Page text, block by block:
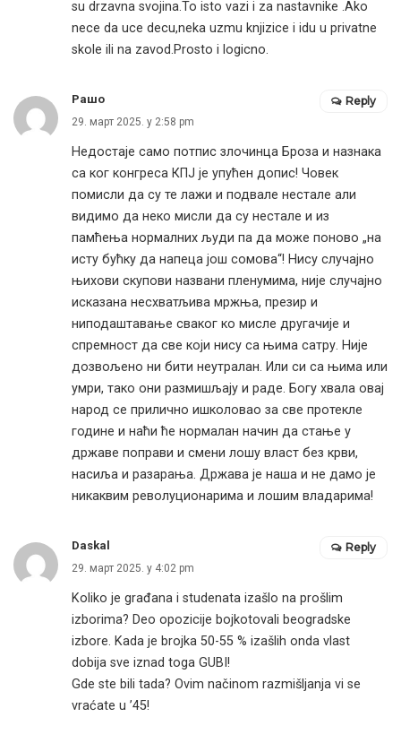
su drzavna svojina.To isto vazi i za nastavnike .Ako
nece da uce decu,neka uzmu knjizice i idu u privatne
skole ili na zavod.Prosto i logicno.
Рашо
29. март 2025. у 2:58 pm
Недостаје само потпис злочинца Броза и назнака
са ког конгреса КПЈ је упућен допис! Човек
помисли да су те лажи и подвале нестале али
видимо да неко мисли да су нестале и из
памћења нормалних људи па да може поново „на
исту бућку да напеца још сомова“! Нису случајно
њихови скупови названи пленумима, није случајно
исказана несхватљива мржња, презир и
ниподаштавање сваког ко мисле другачије и
спремност да све који нису са њима сатру. Није
дозвољено ни бити неутралан. Или си са њима или
умри, тако они размишљају и раде. Богу хвала овај
народ се прилично ишколовао за све протекле
године и наћи ће нормалан начин да стање у
државе поправи и смени лошу власт без крви,
насиља и разарања. Држава је наша и не дамо је
никаквим револуционарима и лошим владарима!
Reply
Daskal
29. март 2025. у 4:02 pm
Koliko je građana i studenata izašlo na prošlim
izborima? Deo opozicije bojkotovali beogradske
izbore. Kada je brojka 50-55 % izašlih onda vlast
dobija sve iznad toga GUBI!
Gde ste bili tada? Ovim načinom razmišljanja vi se
vraćate u ’45!
Reply